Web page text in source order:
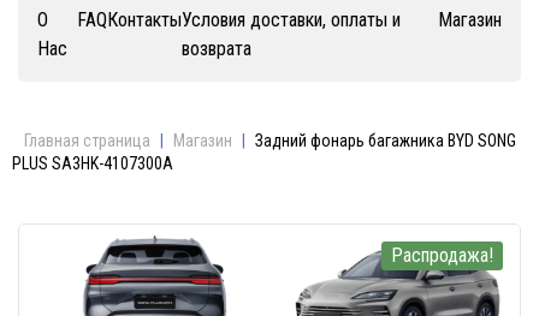
О
Нас
FAQКонтактыУсловия доставки, оплаты и
возврата
Магазин
Главная страница Магазин
Задний фонарь багажника BYD SONG
PLUS SA3HK-4107300A
Распродажа!